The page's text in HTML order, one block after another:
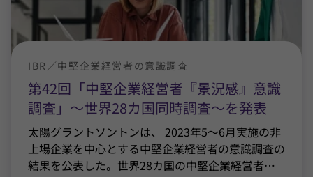
第42回「中堅企業経営者『景況感』意識
調査」～世界28カ国同時調査～を発表
IBR／中堅企業経営者の意識調査
太陽グラントソントンは、 2023年5～6月実施の非
上場企業を中心とする中堅企業経営者の意識調査の
結果を公表した。世界28カ国の中堅企業経営者…